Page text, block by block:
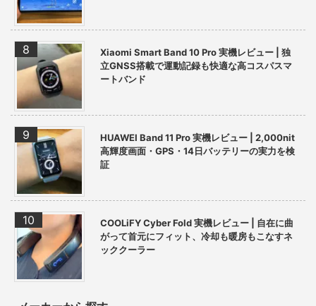
Xiaomi Smart Band 10 Pro 実機レビュー | 独
立GNSS搭載で運動記録も快適な高コスパスマ
ートバンド
HUAWEI Band 11 Pro 実機レビュー | 2,000nit
高輝度画面・GPS・14日バッテリーの実力を検
証
COOLiFY Cyber Fold 実機レビュー | 自在に曲
がって首元にフィット、冷却も暖房もこなすネ
ッククーラー